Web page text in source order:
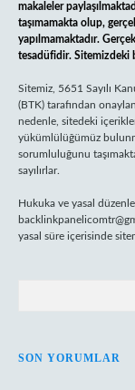
makaleler
taşımamakta olup,
yapılmamaktadır.
tesadüfidir. Sitemizdeki
Sitemiz, 5651 Sayılı
(BTK) tarafından
nedenle, sitedeki
yükümlülüğümüz
sorumluluğunu
sayılırlar.
Hukuka ve yasal
yasal süre içerisinde
SON YORUMLAR